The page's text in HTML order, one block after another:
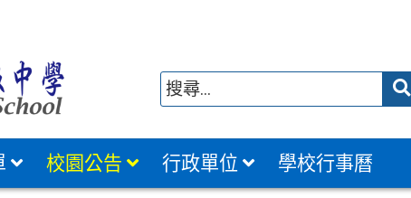
校園公告 行政單位 學校行事曆